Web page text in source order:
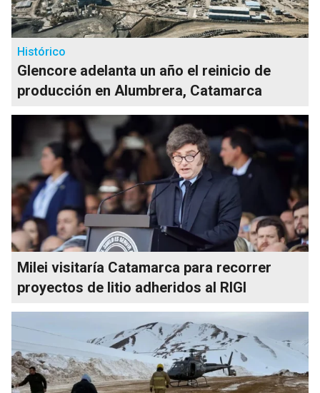
Histórico
Glencore adelanta un año el reinicio de
producción en Alumbrera, Catamarca
Milei visitaría Catamarca para recorrer
proyectos de litio adheridos al RIGI